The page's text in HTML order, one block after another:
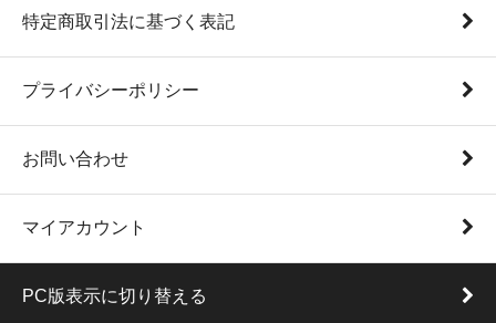
特定商取引法に基づく表記
プライバシーポリシー
お問い合わせ
マイアカウント
PC版表示に切り替える